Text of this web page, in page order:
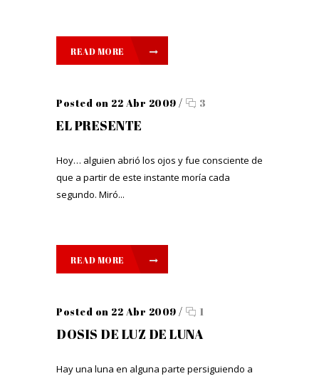
READ MORE
Posted on 22 Abr 2009 / 3
EL PRESENTE
Hoy… alguien abrió los ojos y fue consciente de
que a partir de este instante moría cada
segundo. Miró...
READ MORE
Posted on 22 Abr 2009 / 1
DOSIS DE LUZ DE LUNA
Hay una luna en alguna parte persiguiendo a